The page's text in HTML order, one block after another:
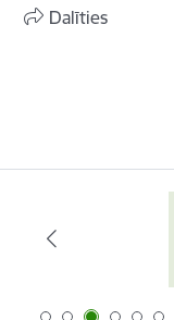
Dalīties